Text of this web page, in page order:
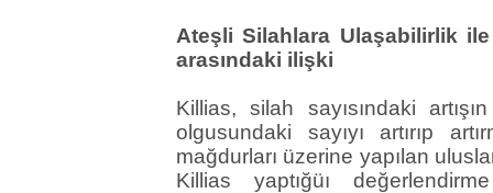
Ateşli Silahlara Ulaşabilirlik
arasındaki ilişki
Killias, silah sayısındaki
olgusundaki sayıyı artırıp
mağdurları üzerine yapılan
Killias yaptığüı